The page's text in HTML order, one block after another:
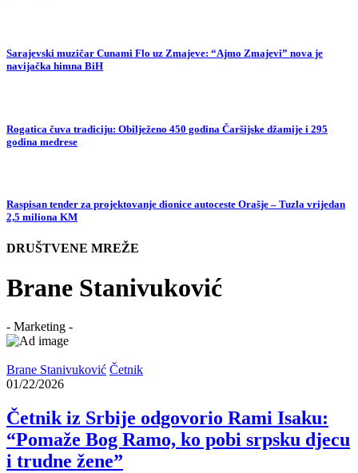
Sarajevski muzičar Cunami Flo uz Zmajeve: “Ajmo Zmajevi” nova je
navijačka himna BiH
Rogatica čuva tradiciju: Obilježeno 450 godina Čaršijske džamije i 295
godina medrese
Raspisan tender za projektovanje dionice autoceste Orašje – Tuzla vrijedan
2,5 miliona KM
DRUŠTVENE MREŽE
Brane Stanivuković
- Marketing -
Brane Stanivuković Četnik
01/22/2026
Četnik iz Srbije odgovorio Rami Isaku:
“Pomaže Bog Ramo, ko pobi srpsku djecu
i trudne žene”